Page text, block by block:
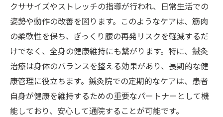
クササイズやストレッチの指導が行われ、日常生活での
姿勢や動作の改善を図ります。このようなケアは、筋肉
の柔軟性を保ち、ぎっくり腰の再発リスクを軽減するだ
けでなく、全身の健康維持にも繋がります。特に、鍼灸
治療は身体のバランスを整える効果があり、長期的な健
康管理に役立ちます。鍼灸院での定期的なケアは、患者
自身が健康を維持するための重要なパートナーとして機
能しており、安心して通院することが可能です。